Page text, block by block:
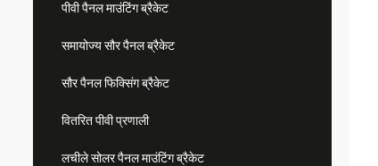
पीवी पैनल माउंटिंग ब्रैकेट
समायोज्य सौर पैनल ब्रैकेट
सौर पैनल फिक्सिंग ब्रैकेट
वितरित पीवी प्रणाली
लचीले सोलर पैनल माउंटिंग ब्रैकेट